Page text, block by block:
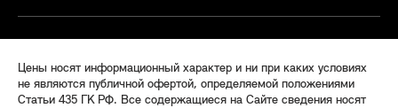
Цены носят информационный характер и ни при каких условиях
не являются публичной офертой, определяемой положениями
Статьи 435 ГК РФ. Все содержащиеся на Сайте сведения носят